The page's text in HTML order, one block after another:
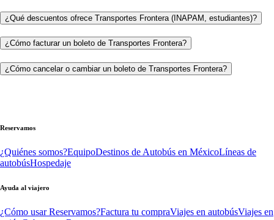
¿Qué descuentos ofrece Transportes Frontera (INAPAM, estudiantes)?
¿Cómo facturar un boleto de Transportes Frontera?
¿Cómo cancelar o cambiar un boleto de Transportes Frontera?
Reservamos
¿Quiénes somos?EquipoDestinos de Autobús en MéxicoLíneas de
autobúsHospedaje
Ayuda al viajero
¿Cómo usar Reservamos?Factura tu compraViajes en autobúsViajes en